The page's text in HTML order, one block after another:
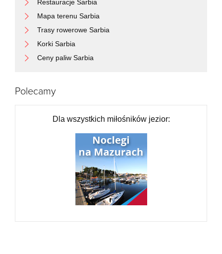
Restauracje Sarbia
Mapa terenu Sarbia
Trasy rowerowe Sarbia
Korki Sarbia
Ceny paliw Sarbia
Polecamy
Dla wszystkich miłośników jezior: